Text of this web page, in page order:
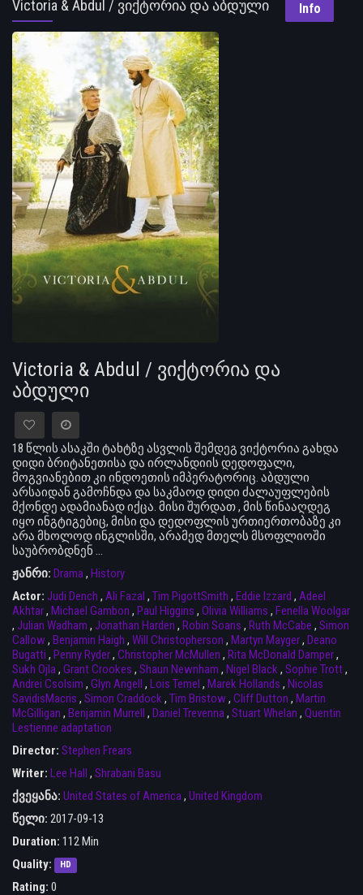
Victoria & Abdul / ვიქტორია და აბდული Info
Victoria & Abdul / ვიქტორია და
აბდული
18 წლის ასაკში ტახტზე ასვლის შემდეგ ვიქტორია გახდა
დიდი ბრიტანეთისა და ირლანდიის დედოფალი,
მოგვიანებით კი ინდოეთის იმპერატორიც. აბდული
არსაიდან გამოჩნდა და საკმაოდ დიდი ძალაუფლების
მქონდე ადამიანად იქცა. მისი შურდათ , მის წინააღდეგ
იყო ინგტიგებიც, მისი და დედოფლის ურთიერთობაზე კი
არა მხოლოდ ინგლისში, არამედ მთელს მსოფლიოში
საუბრობდნენ ...
ჟანრი: Drama, History
Actor: Judi Dench , Ali Fazal , Tim PigottSmith , Eddie Izzard , Adeel
Akhtar, Michael Gambon , Paul Higgins , Olivia Williams , Fenella Woolgar
, Julian Wadham , Jonathan Harden , Robin Soans , Ruth McCabe , Simon
Callow , Benjamin Haigh , Will Christopherson , Martyn Mayger, Deano
Bugatti , Penny Ryder, Christopher McMullen , Rita McDonald Damper,
Sukh Ojla, Grant Crookes , Shaun Newnham , Nigel Black , Sophie Trott,
Andrei Csolsim , Glyn Angell , Lois Temel , Marek Hollands , Nicolas
SavidisMacris , Simon Craddock , Tim Bristow , Cliff Dutton , Martin
McGilligan , Benjamin Murrell , Daniel Trevenna, Stuart Whelan , Quentin
Lestienne adaptation
Director: Stephen Frears
Writer: Lee Hall , Shrabani Basu
ქვეყანა: United States of America, United Kingdom
წელი: 2017-09-13
Duration: 112 Min
Quality:
HD
Rating: 0